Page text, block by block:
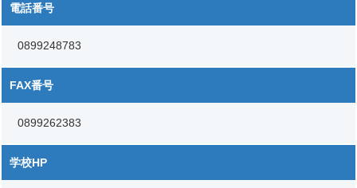
電話番号
0899248783
FAX番号
0899262383
学校HP